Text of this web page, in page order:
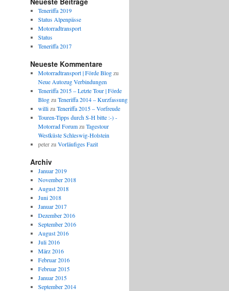
Teneriffa 2019
Status Alpenpässe
Motorradtransport
Status
Teneriffa 2017
Neueste Kommentare
Motorradtransport | Förde Blogzu
Neue Autozug Verbindungen
Teneriffa 2015 – Letzte Tour | Förde
Blogzu Teneriffa 2014 – Kurzfassung
willizu Teneriffa 2015 – Vorfreude
Touren-Tipps durch S-H bitte :-) -
Motorrad Forumzu Tagestour
Westküste Schleswig-Holstein
peterzu Vorläufiges Fazit
Archiv
Januar 2019
November 2018
August 2018
Juni 2018
Januar 2017
Dezember 2016
September 2016
August 2016
Juli 2016
März 2016
Februar 2016
Februar 2015
Januar 2015
September 2014